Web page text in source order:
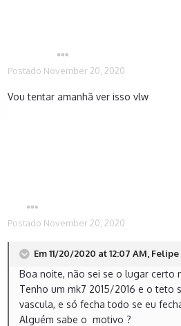
Postado November 20, 2020
Vou tentar amanhã ver isso vlw
Postado November 20, 2020
Em 11/20/2020 at 12:07 AM,
Boa noite, não sei se o lugar certo
Tenho um mk7 2015/2016 e o
vascula, e só fecha todo se eu
Alguém sabe o motivo ?